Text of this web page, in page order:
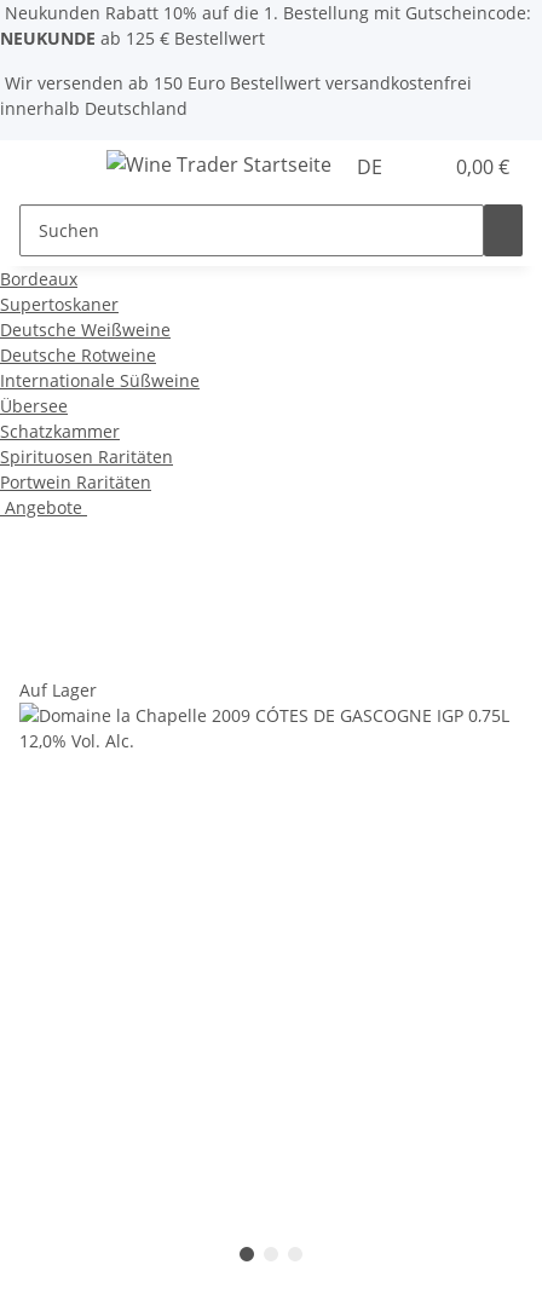
Neukunden Rabatt 10% auf die 1. Bestellung mit Gutscheincode:
NEUKUNDE ab 125 € Bestellwert
Wir versenden ab 150 Euro Bestellwert versandkostenfrei
innerhalb Deutschland
DE 0,00 €
Bordeaux
Supertoskaner
Deutsche Weißweine
Deutsche Rotweine
Internationale Süßweine
Übersee
Schatzkammer
Spirituosen Raritäten
Portwein Raritäten
Angebote
Auf Lager